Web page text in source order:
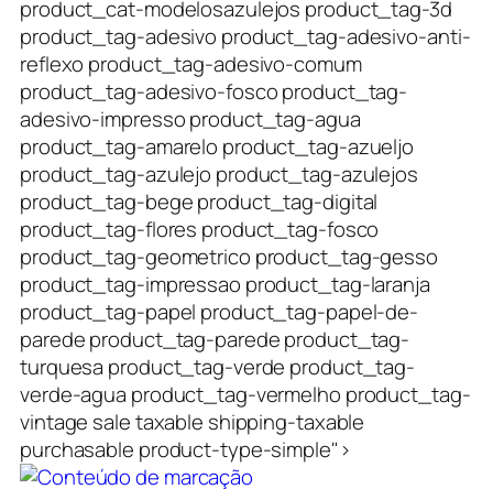
product_cat-modelosazulejos product_tag-3d
product_tag-adesivo product_tag-adesivo-anti-
reflexo product_tag-adesivo-comum
product_tag-adesivo-fosco product_tag-
adesivo-impresso product_tag-agua
product_tag-amarelo product_tag-azueljo
product_tag-azulejo product_tag-azulejos
product_tag-bege product_tag-digital
product_tag-flores product_tag-fosco
product_tag-geometrico product_tag-gesso
product_tag-impressao product_tag-laranja
product_tag-papel product_tag-papel-de-
parede product_tag-parede product_tag-
turquesa product_tag-verde product_tag-
verde-agua product_tag-vermelho product_tag-
vintage sale taxable shipping-taxable
purchasable product-type-simple">